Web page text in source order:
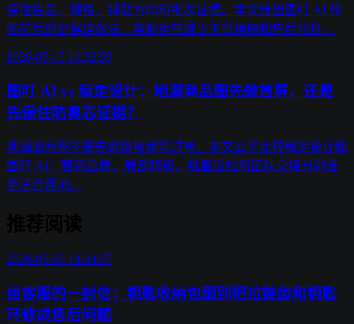
保住色差、规格、铺贴方向和批次证据。本文给出图叮 AI 修
图前后的证据链做法，帮助运营减少下单误解和售后拉扯。
2026-05-15 16:52:59
图叮 AI vs 稿定设计：地漏商品图先做首屏，还是
先保住防臭芯证据？
地漏商品图不是先套模板就能过审。本文公平比较稿定设计和
图叮 AI：营销首屏、局部精修、批量返检和团队交接分别谁
更适合落地。
2026-05-20 14:24:57
给客服的一封信：钥匙收纳包图别把拉链齿和钥匙
环修成售后问题